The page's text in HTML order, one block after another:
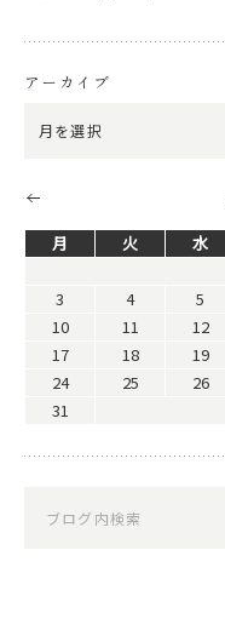
アーカイブ
月 火 水
3
4 5
10
11 12
17
18 19
24
25 26
31